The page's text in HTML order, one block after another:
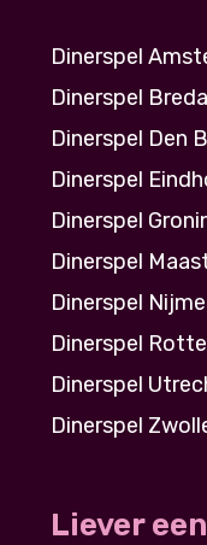
Dinerspel
Dinerspel Breda
Dinerspel Den
Dinerspel
Dinerspel
Dinerspel
Dinerspel
Dinerspel
Dinerspel
Dinerspel
Liever